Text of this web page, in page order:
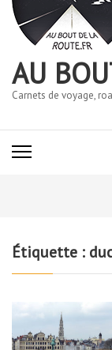
AU
Carnets de voyage,
Étiquette :